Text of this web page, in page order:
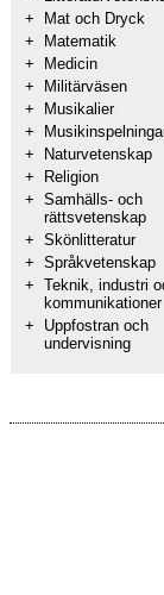
+
Mat och Dryck
+
Matematik
+
Medicin
+
Militärväsen
+
Musikalier
+
+
Naturvetenskap
+
Religion
+ Samhälls- och
rättsvetenskap
+ Skönlitteratur
+ Språkvetenskap
+ Teknik, industri
kommunikationer
+
Uppfostran och
undervisning